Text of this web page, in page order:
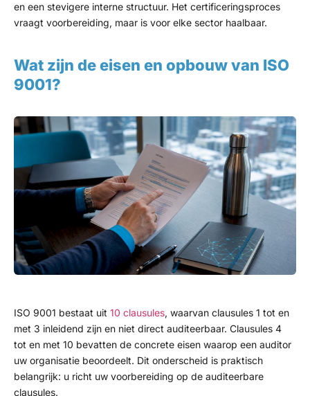
en een stevigere interne structuur. Het certificeringsproces
vraagt voorbereiding, maar is voor elke sector haalbaar.
Wat zijn de eisen en opbouw van ISO
9001?
ISO 9001 bestaat uit 10 clausules, waarvan clausules 1 tot en
met 3 inleidend zijn en niet direct auditeerbaar. Clausules 4
tot en met 10 bevatten de concrete eisen waarop een auditor
uw organisatie beoordeelt. Dit onderscheid is praktisch
belangrijk: u richt uw voorbereiding op de auditeerbare
clausules.